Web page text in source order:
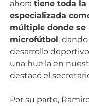
ahora tiene toda la
especializada
múltiple donde se
microfútbol,
desarrollo
una huella en
destacó el
Por su parte,